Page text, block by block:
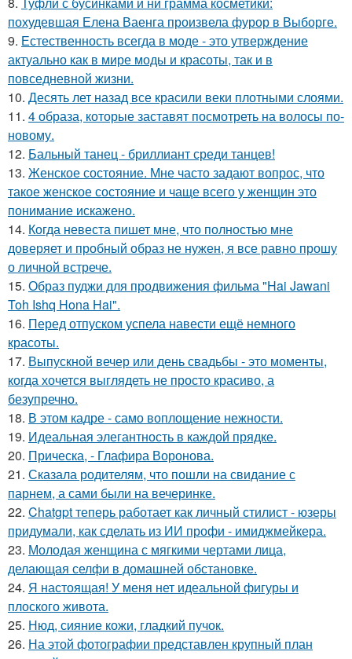
похудевшая Елена Ваенга произвела фурор в Выборге.
9. Естественность всегда в моде - это утверждение
актуально как в мире моды и красоты, так и в
повседневной жизни.
10. Десять лет назад все красили веки плотными слоями.
11. 4 образа, которые заставят посмотреть на волосы по-
новому.
12. Бальный танец - бриллиант среди танцев!
13. Женское состояние. Мне часто задают вопрос, что
такое женское состояние и чаще всего у женщин это
понимание искажено.
14. Когда невеста пишет мне, что полностью мне
доверяет и пробный образ не нужен, я все равно прошу
о личной встрече.
15. Образ пуджи для продвижения фильма "Hai Jawani
Toh Ishq Hona Hai".
16. Перед отпуском успела навести ещё немного
красоты.
17. Выпускной вечер или день свадьбы - это моменты,
когда хочется выглядеть не просто красиво, а
безупречно.
18. В этом кадре - само воплощение нежности.
19. Идеальная элегантность в каждой прядке.
20. Прическа, - Глафира Воронова.
21. Сказала родителям, что пошли на свидание с
парнем, а сами были на вечеринке.
22. Chatgpt теперь работает как личный стилист - юзеры
придумали, как сделать из ИИ профи - имиджмейкера.
23. Молодая женщина с мягкими чертами лица,
делающая селфи в домашней обстановке.
24. Я настоящая! У меня нет идеальной фигуры и
плоского живота.
25. Нюд, сияние кожи, гладкий пучок.
26. На этой фотографии представлен крупный план